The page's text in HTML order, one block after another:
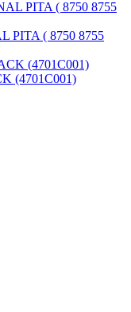
PITA ( 8750 8755
(4701C001)